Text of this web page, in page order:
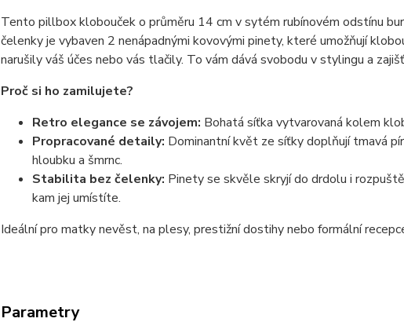
Tento pillbox klobouček o průměru 14 cm v sytém rubínovém odstínu
čelenky je vybaven 2 nenápadnými kovovými pinety, které umožňují
narušily váš účes nebo vás tlačily. To vám dává svobodu v stylingu a
Proč si ho zamilujete?
Retro elegance se závojem: Bohatá síťka vytvarovaná kolem
Propracované detaily: Dominantní květ ze síťky doplňují tmavá
hloubku a šmrnc.
Stabilita bez čelenky: Pinety se skvěle skryjí do drdolu i
kam jej umístíte.
Ideální pro matky nevěst, na plesy, prestižní dostihy nebo formální
Parametry